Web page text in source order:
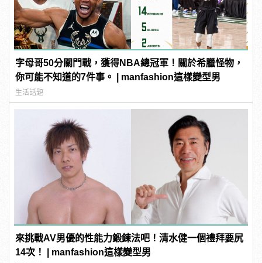
字母哥50分關門戰，獲得NBA總冠軍！關於希臘怪物，
你可能不知道的7件事。 | manfashion這樣變型男
生活話題
來挑戰AV男優的性能力鍛鍊法吧！清水健一個禮拜要尻
14次！ | manfashion這樣變型男